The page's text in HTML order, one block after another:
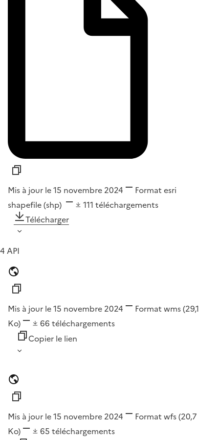
Mis à jour le 15 novembre 2024 Format esri
shapefile (shp)
111 téléchargements
Télécharger
4 API
Mis à jour le 15 novembre 2024 Format wms(29,1
Ko)
66 téléchargements
Copier le lien
Mis à jour le 15 novembre 2024 Format wfs(20,7
Ko)
65 téléchargements